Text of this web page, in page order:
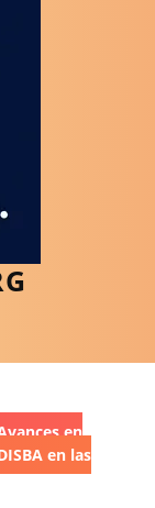
en
en las